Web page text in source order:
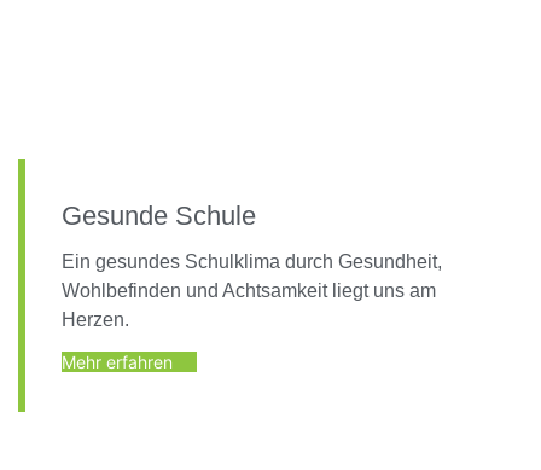
Gesunde Schule
Ein gesundes Schulklima durch Gesundheit,
Wohlbefinden und Achtsamkeit liegt uns am
Herzen.
Mehr erfahren